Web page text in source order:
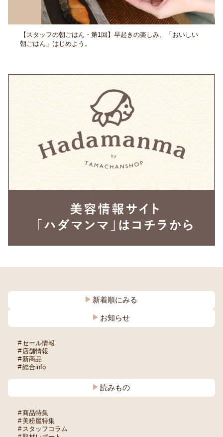
【スタッフの朝ごはん・第1回】早起きの楽しみ、「おいしい
朝ごはん」はじめよう。
新着順にみる
お知らせ
セール情報
店舗情報
新商品
総合info
読みもの
商品特集
美粉屋特集
スタッフコラム